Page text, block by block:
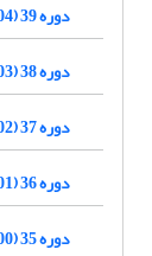
دوره 39 (1404)
دوره 38 (1403)
دوره 37 (1402)
دوره 36 (1401)
دوره 35 (1400)